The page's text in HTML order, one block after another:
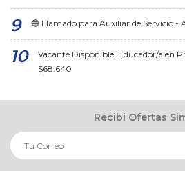
🔵 Llamado para Auxiliar de Servicio -
Vacante Disponible: Educador/a en
$68.640
Recibi Ofertas